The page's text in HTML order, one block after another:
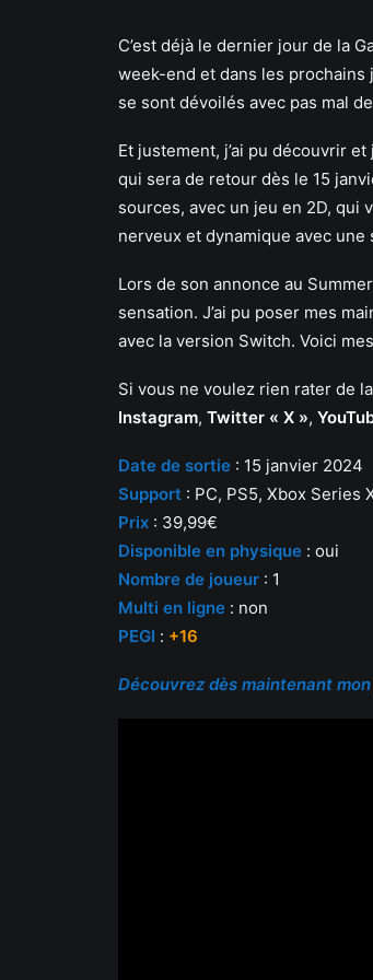
C’est déjà le dernier jour de la
week-end et dans les
se sont dévoilés avec pas mal
Et justement, j’ai pu découvrir
qui sera de retour dès le 15
sources, avec un jeu en 2D, qui
nerveux et dynamique avec
Lors de son annonce au
sensation. J’ai pu poser mes
avec la version Switch. Voici
Si vous ne voulez rien rater de
Instagram, Twitter « X »,
Date de sortie : 15 janvier 2024
Support : PC, PS5, Xbox Series
Prix : 39,99€
Disponible en physique : oui
Nombre de joueur : 1
Multi en ligne : non
PEGI : +16
Découvrez dès maintenant